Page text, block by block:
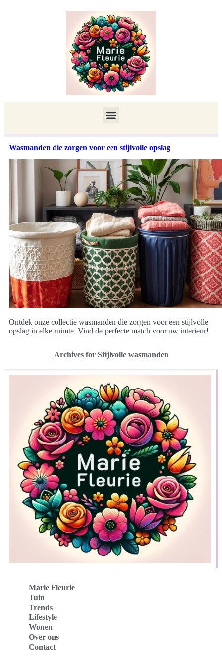
Wasmanden die zorgen voor een stijlvolle opslag
Ontdek onze collectie wasmanden die zorgen voor een stijlvolle
opslag in elke ruimte. Vind de perfecte match voor uw interieur!
Archives for Stijlvolle wasmanden
Marie Fleurie
Tuin
Trends
Lifestyle
Wonen
Over ons
Contact